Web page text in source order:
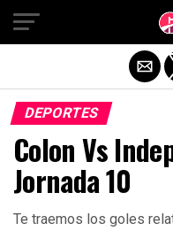
DEPORTES
Colon Vs
Jornada 10
Te traemos los goles
Salir